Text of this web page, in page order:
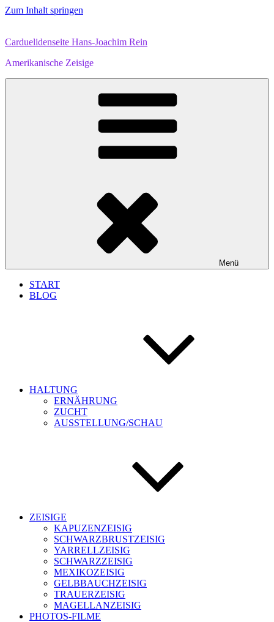
Zum Inhalt springen
Carduelidenseite Hans-Joachim Rein
Amerikanische Zeisige
Menü
START
BLOG
HALTUNG
ERNÄHRUNG
ZUCHT
AUSSTELLUNG/SCHAU
ZEISIGE
KAPUZENZEISIG
SCHWARZBRUSTZEISIG
YARRELLZEISIG
SCHWARZZEISIG
MEXIKOZEISIG
GELBBAUCHZEISIG
TRAUERZEISIG
MAGELLANZEISIG
PHOTOS-FILME